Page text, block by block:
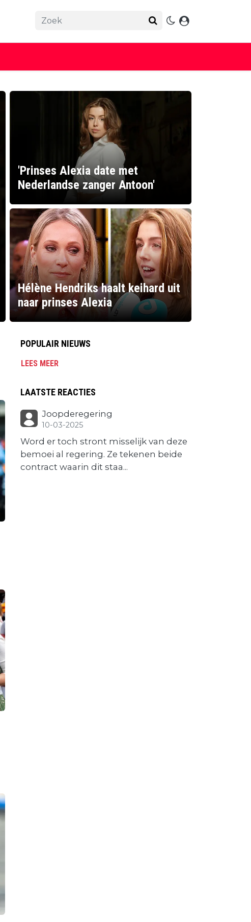
'Prinses Alexia date met
Nederlandse zanger Antoon'
Hélène Hendriks haalt keihard uit
naar prinses Alexia
POPULAIR NIEUWS
LEES MEER
LAATSTE REACTIES
Joopderegering
10-03-2025
Word er toch stront misselijk van deze
bemoei al regering. Ze tekenen beide
contract waarin dit staa...